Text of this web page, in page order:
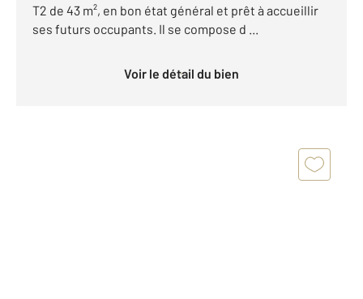
T2 de 43 m², en bon état général et prêt à accueillir
ses futurs occupants. Il se compose d ...
Voir le détail du bien